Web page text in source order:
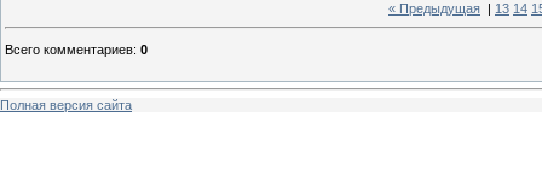
« Предыдущая 13 14
Всего комментариев: 0
Полная версия сайта